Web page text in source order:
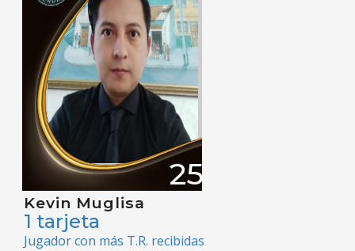
25
Kevin Muglisa
1 tarjeta
Jugador con más T.R. recibidas